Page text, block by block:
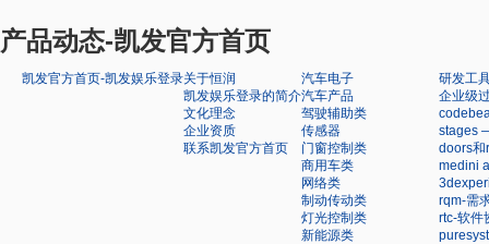
产品动态-凯发官方首页
凯发官方首页-凯发娱乐登录关于恒润
凯发娱乐登录的简介
文化理念
企业资质
联系凯发官方首页
汽车电子
汽车产品
驾驶辅助类
传感器
门窗控制类
商用车类
网络类
制动传动类
灯光控制类
新能源类
研发工
企业级
stages
doors
medini
rqm-需
rtc-软件